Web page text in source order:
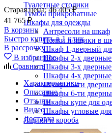
Туалетные столики
Тумбы прикроватные
Шкафы для одежды
Антресоли на шкаф
Полки и ящики в
Шкаф 1-дверный
Шкафы 2-х дверные
Шкафы 3-х дверные
Шкафы 4-х дверные
Шкафы 5-ти
Шкафы 6-ти
Шкафы купе для
Шкафы угловые
Ящики и короба
Старая цена:46 405 ₽
41 765 ₽
В корзину
Быстро купить в 1 клик
В рассрочку
В избранное
Сравнить
Характеристики
Описание
Отзывы
Видео
Доставка